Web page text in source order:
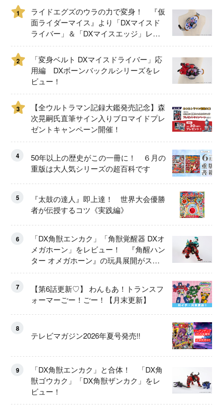
1
ライドエグズのウラの力で変身！ 『仮
面ライダーマイス』より「DXマイスド
ライバー」＆「DXマイスエッジ」レビ
ュー！
2
「変身ベルト DXマイスドライバー」応
用編 DXボーンバックルシリーズをレ
ビュー！
3
【全ウルトラマン記録大鑑発売記念】森
次晃嗣氏直筆サイン入りブロマイドプレ
ゼントキャンペーン開催！
4
50年以上の歴史がこの一冊に！ ６月の
重版は大人気シリーズの超百科です
5
『太鼓の達人』即上達！ 世界大会優勝
者が伝授するコツ《実践編》
6
「DX角獣エンカク」「角獣覚醒器 DXオ
メガホーン」をレビュー！ 『角醒ハン
ター オメガホーン』の玩具展開がスタ
ート！
7
【第6話更新♡】 わんもあ！トランスフ
ォーマーごー！ごー！【月末更新】
8
テレビマガジン2026年夏号発売!!
9
「DX角獣エンカク」と合体！ 「DX角
獣ゴウカク」「DX角獣ザンカク」をレ
ビュー！